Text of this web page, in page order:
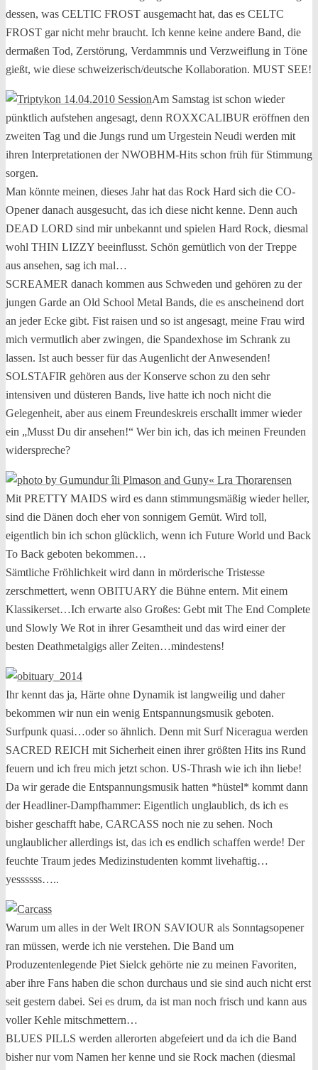
dessen, was CELTIC FROST ausgemacht hat, das es CELTC
FROST gar nicht mehr braucht. Ich kenne keine andere Band, die
dermaßen Tod, Zerstörung, Verdammnis und Verzweiflung in Töne
gießt, wie diese schweizerisch/deutsche Kollaboration. MUST SEE!
Am Samstag ist schon wieder
pünktlich aufstehen angesagt, denn ROXXCALIBUR eröffnen den
zweiten Tag und die Jungs rund um Urgestein Neudi werden mit
ihren Interpretationen der NWOBHM-Hits schon früh für Stimmung
sorgen.
Man könnte meinen, dieses Jahr hat das Rock Hard sich die CO-
Opener danach ausgesucht, das ich diese nicht kenne. Denn auch
DEAD LORD sind mir unbekannt und spielen Hard Rock, diesmal
wohl THIN LIZZY beeinflusst. Schön gemütlich von der Treppe
aus ansehen, sag ich mal…
SCREAMER danach kommen aus Schweden und gehören zu der
jungen Garde an Old School Metal Bands, die es anscheinend dort
an jeder Ecke gibt. Fist raisen und so ist angesagt, meine Frau wird
mich vermutlich aber zwingen, die Spandexhose im Schrank zu
lassen. Ist auch besser für das Augenlicht der Anwesenden!
SOLSTAFIR gehören aus der Konserve schon zu den sehr
intensiven und düsteren Bands, live hatte ich noch nicht die
Gelegenheit, aber aus einem Freundeskreis erschallt immer wieder
ein „Musst Du dir ansehen!“ Wer bin ich, das ich meinen Freunden
widerspreche?
Mit PRETTY MAIDS wird es dann stimmungsmäßig wieder heller,
sind die Dänen doch eher von sonnigem Gemüt. Wird toll,
eigentlich bin ich schon glücklich, wenn ich Future World und Back
To Back geboten bekommen…
Sämtliche Fröhlichkeit wird dann in mörderische Tristesse
zerschmettert, wenn OBITUARY die Bühne entern. Mit einem
Klassikerset…Ich erwarte also Großes: Gebt mit The End Complete
und Slowly We Rot in ihrer Gesamtheit und das wird einer der
besten Deathmetalgigs aller Zeiten…mindestens!
Ihr kennt das ja, Härte ohne Dynamik ist langweilig und daher
bekommen wir nun ein wenig Entspannungsmusik geboten.
Surfpunk quasi…oder so ähnlich. Denn mit Surf Niceragua werden
SACRED REICH mit Sicherheit einen ihrer größten Hits ins Rund
feuern und ich freu mich jetzt schon. US-Thrash wie ich ihn liebe!
Da wir gerade die Entspannungsmusik hatten *hüstel* kommt dann
der Headliner-Dampfhammer: Eigentlich unglaublich, ds ich es
bisher geschafft habe, CARCASS noch nie zu sehen. Noch
unglaublicher allerdings ist, das ich es endlich schaffen werde! Der
feuchte Traum jedes Medizinstudenten kommt livehaftig…
yessssss…..
Warum um alles in der Welt IRON SAVIOUR als Sonntagsopener
ran müssen, werde ich nie verstehen. Die Band um
Produzentenlegende Piet Sielck gehörte nie zu meinen Favoriten,
aber ihre Fans haben die schon durchaus und sie sind auch nicht erst
seit gestern dabei. Sei es drum, da ist man noch frisch und kann aus
voller Kehle mitschmettern…
BLUES PILLS werden allerorten abgefeiert und da ich die Band
bisher nur vom Namen her kenne und sie Rock machen (diesmal